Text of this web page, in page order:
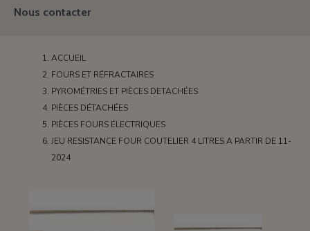
Nous contacter
ACCUEIL
FOURS ET RÉFRACTAIRES
PYROMÉTRIES ET PIÈCES DETACHÉES
PIÈCES DÉTACHÉES
PIÈCES FOURS ÉLECTRIQUES
JEU RESISTANCE FOUR COUTELIER 4 LITRES A PARTIR DE 11-
2024